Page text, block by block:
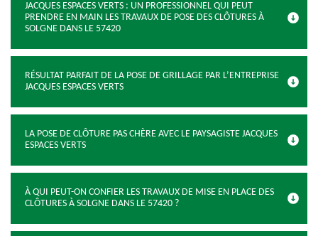
JACQUES ESPACES VERTS : UN PROFESSIONNEL QUI PEUT
PRENDRE EN MAIN LES TRAVAUX DE POSE DES CLÔTURES À
SOLGNE DANS LE 57420
RÉSULTAT PARFAIT DE LA POSE DE GRILLAGE PAR L’ENTREPRISE
JACQUES ESPACES VERTS
LA POSE DE CLÔTURE PAS CHÈRE AVEC LE PAYSAGISTE JACQUES
ESPACES VERTS
À QUI PEUT-ON CONFIER LES TRAVAUX DE MISE EN PLACE DES
CLÔTURES À SOLGNE DANS LE 57420 ?